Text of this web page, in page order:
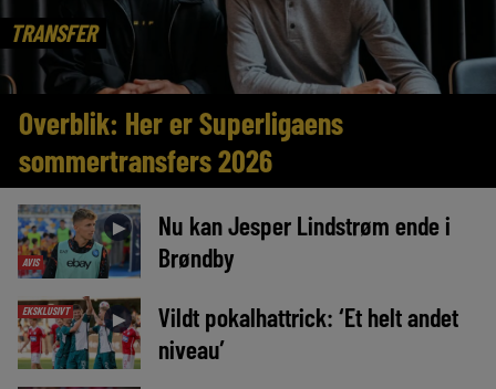
TRANSFER
Overblik: Her er Superligaens
sommertransfers 2026
AVIS
►
Nu kan Jesper Lindstrøm ende i
Brøndby
EKSKLUSIVT ►
Vildt pokalhattrick: ‘Et helt andet
niveau’